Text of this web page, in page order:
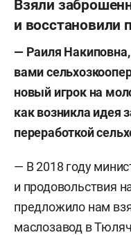
Взяли
и восстановили
— Раиля
вами
новый игрок на
как возникла идея
переработкой
— В 2018 году
и продовольствия
предложило нам
маслозавод в